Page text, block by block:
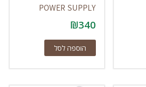
POWER SUPPLY
₪340
הוספה לסל